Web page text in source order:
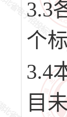
3.3
个
3.4
目